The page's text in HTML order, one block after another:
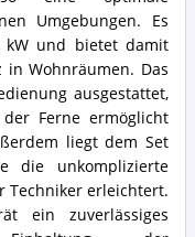
Umgebungen. Es
kW und bietet damit
Wohnräumen. Das
ausgestattet,
Ferne ermöglicht
liegt dem Set
die unkomplizierte
Techniker erleichtert.
ein zuverlässiges